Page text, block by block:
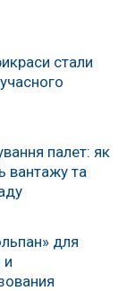
стали
палет: як
вантажу та
для
и